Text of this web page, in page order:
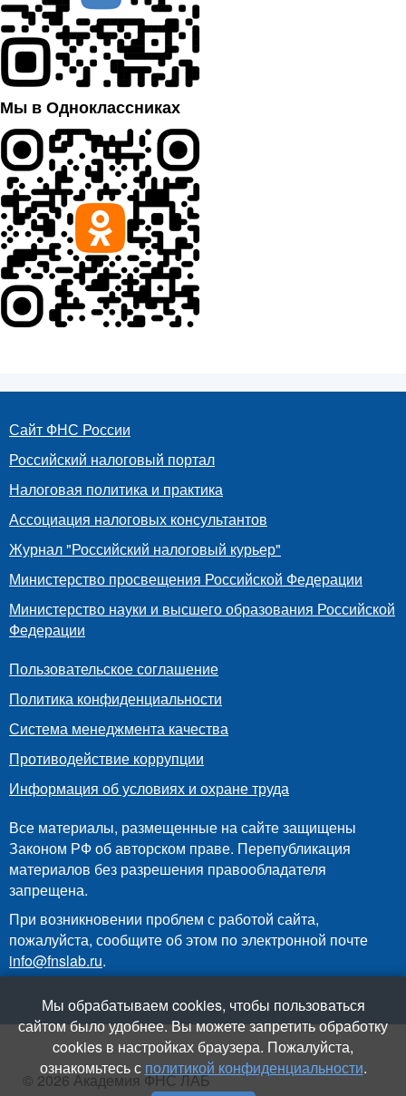
Мы в Одноклассниках
Сайт ФНС России
Российский налоговый портал
Налоговая политика и практика
Ассоциация налоговых консультантов
Журнал "Российский налоговый курьер"
Министерство просвещения Российской Федерации
Министерство науки и высшего образования Российской
Федерации
Пользовательское соглашение
Политика конфиденциальности
Система менеджмента качества
Противодействие коррупции
Информация об условиях и охране труда
Все материалы, размещенные на сайте защищены
Законом РФ об авторском праве. Перепубликация
материалов без разрешения правообладателя
запрещена.
При возникновении проблем с работой сайта,
пожалуйста, сообщите об этом по электронной почте
info@fnslab.ru.
Мы обрабатываем cookies, чтобы пользоваться
сайтом было удобнее. Вы можете запретить обработку
cookies в настройках браузера. Пожалуйста,
ознакомьтесь с политикой конфиденциальности.
© 2026 Академия ФНС ЛАБ